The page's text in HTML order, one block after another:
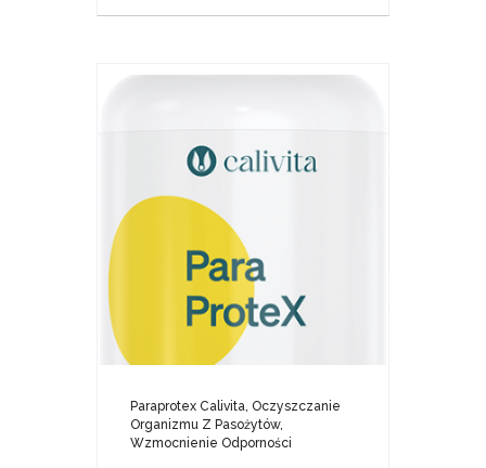
Paraprotex Calivita, Oczyszczanie
Organizmu Z Pasożytów,
Wzmocnienie Odporności